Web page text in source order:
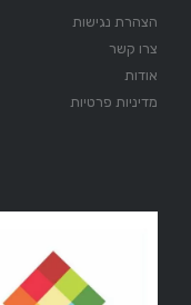
הצהרת נגישות
צרו קשר
אודות
מדיניות פרטיות